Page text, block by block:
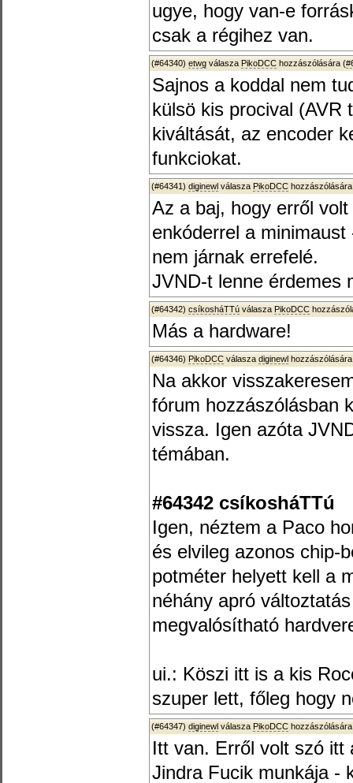
ugye, hogy van-e
csak a régihez van.
(#64340) etwg válasza PikoDCC hozzászólására (
Sajnos a koddal nem
külsö kis procival (AVR
kiváltását, az encoder
funkciokat.
(#64341) diginewl válasza PikoDCC
Az a baj, hogy erről
enkóderrel a
nem járnak errefelé.
JVND-t lenne érdemes
(#64342) csíkosháTTú válasza PikoDCC
Más a hardware!
(#64346) PikoDCC válasza diginewl
Na akkor
fórum hozzászólásban
vissza. Igen azóta
témában.
#64342 csíkosháTTú
Igen, néztem a Paco
és elvileg azonos chip-
potméter helyett kell a
néhány apró
megvalósítható
ui.: Köszi itt is a kis
szuper lett, főleg hogy
(#64347) diginewl válasza PikoDCC
Itt van. Erről volt szó itt
Jindra Fucik munkája -